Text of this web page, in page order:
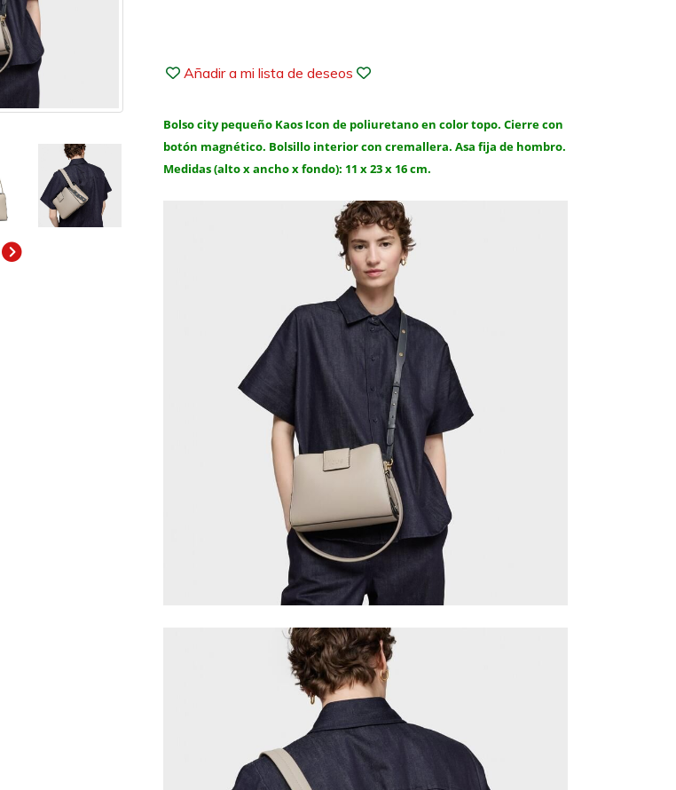
Siguiente
Añadir a mi lista de deseos
Bolso city pequeño Kaos Icon de poliuretano en color topo. Cierre con
botón magnético. Bolsillo interior con cremallera. Asa fija de hombro.
Medidas (alto x ancho x fondo): 11 x 23 x 16 cm.